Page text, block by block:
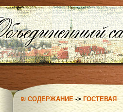
₪ СОДЕРЖАНИЕ->ГОСТЕВАЯ